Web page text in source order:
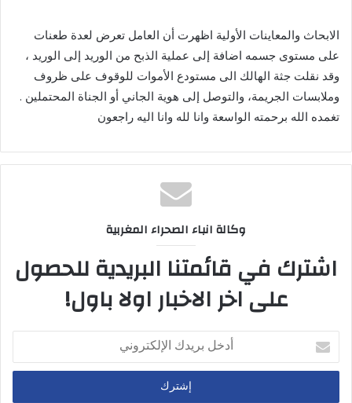
الابحاث والمعاينات الأولية اظهرت أن العامل تعرض لعدة طعنات
على مستوى جسمه اضافة إلى عملية الذبح من الوريد إلى الوريد ،
وقد نقلت جثة الهالك الى مستودع الأموات للوقوف على ظروف
وملابسات الجريمة، والتوصل إلى هوية الجاني أو الجناة المحتملين .
تغمده الله برحمته الواسعة وانا لله وانا اليه راجعون
وكالة انباء الصحراء المغربية
اشترك في قائمتنا البريدية للحصول
على اخر الاخبار اولا باول!
خ